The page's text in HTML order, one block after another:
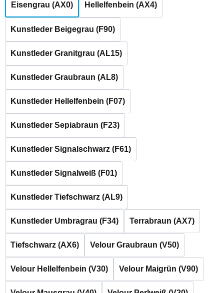
Eisengrau (AX0) Hellelfenbein (AX4)
Kunstleder Beigegrau (F90)
Kunstleder Granitgrau (AL15)
Kunstleder Graubraun (AL8)
Kunstleder Hellelfenbein (F07)
Kunstleder Sepiabraun (F23)
Kunstleder Signalschwarz (F61)
Kunstleder Signalweiß (F01)
Kunstleder Tiefschwarz (AL9)
Kunstleder Umbragrau (F34) Terrabraun (AX7)
Tiefschwarz (AX6) Velour Graubraun (V50)
Velour Hellelfenbein (V30) Velour Maigrün (V90)